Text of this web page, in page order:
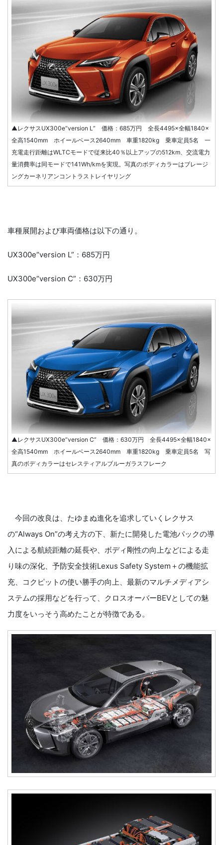
▲レクサスUX300e“version L” 価格：685万円 全長4495×全幅1840×
全高1540mm ホイールベース2640mm 車重1820kg 乗車定員5名 一
充電走行距離はWLTCモードで従来比40％以上アップの512km、交流電力
量消費率は同モードで141Wh/kmを実現。写真のボディカラーはブレージ
ングカーネリアンコントラストレイヤリング
車種展開および車両価格は以下の通り。
UX300e“version L”：685万円
UX300e“version C”：630万円
▲レクサスUX300e“version C” 価格：630万円 全長4495×全幅1840×
全高1540mm ホイールベース2640mm 車重1820kg 乗車定員5名 写
真のボディカラーはセレスティアルブルーガラスフレーク
今回の改良は、たゆまぬ進化を追求していくレクサス
の“Always On”の考え方の下、新たに開発した電池パックの導
入による航続距離の延長や、ボディ剛性の向上などによる走
り味の深化、予防安全技術Lexus Safety System＋の機能拡
充、コクピットの使い勝手の向上、最新のマルチメディアシ
ステムの採用などを行って、クロスオーバーBEVとしての魅
力度をいっそう高めたことが特徴である。